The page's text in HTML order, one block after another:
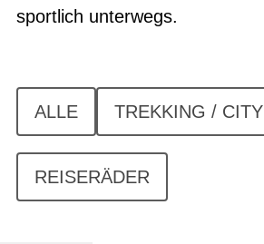
sportlich unterwegs.
ALLE TREKKING / CITY
REISERÄDER